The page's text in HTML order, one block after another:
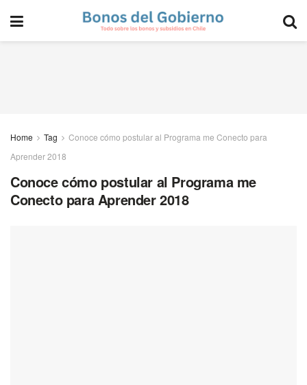
Home Tag
Conoce cómo postular al Programa me Conecto para
Aprender 2018
Conoce cómo postular al Programa me
Conecto para Aprender 2018